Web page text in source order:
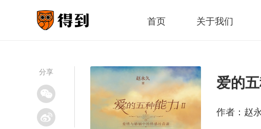
首页 关于我们
分享
作者： 赵